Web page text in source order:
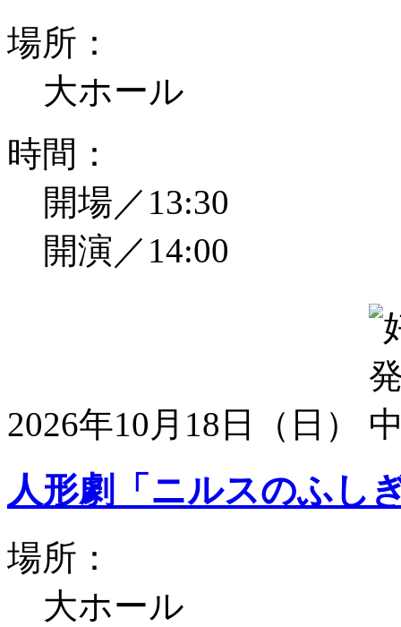
場所：
大ホール
時間：
開場／13:30
開演／14:00
2026年10月18日（日）
人形劇「ニルスのふし
場所：
大ホール